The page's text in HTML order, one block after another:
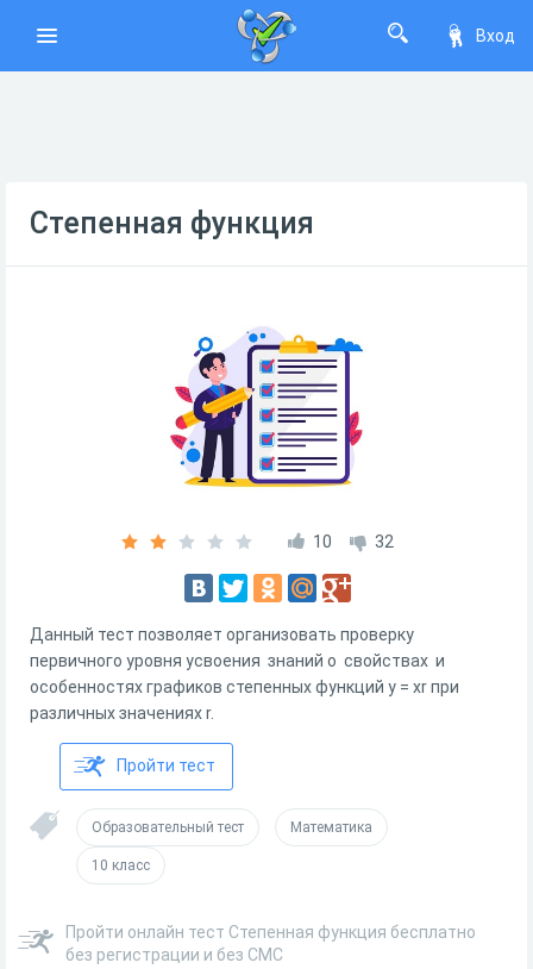
Вход
Степенная функция
10 32
Данный тест позволяет организовать проверку
первичного уровня усвоения знаний о свойствах и
особенностях графиков степенных функций y = xr при
различных значениях r.
Пройти тест
Образовательный тест Математика
10 класс
Пройти онлайн тест Степенная функция бесплатно
без регистрации и без СМС